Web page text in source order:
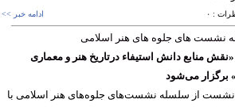
: ٠ ادامه خبر >>
های جلوه های هنر اسلامی
دانش استیفاء درتاریخ هنر و معماری
می‌شود
از سلسله نشست‌های جلوه‌های هنر اسلامی با